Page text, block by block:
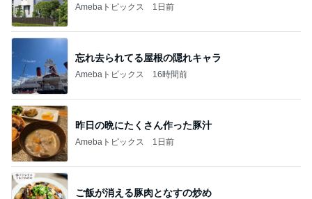
Amebaトピックス 1日前
忘れ去られてる屋根の隠れキャラ
Amebaトピックス 16時間前
昨日の晩にたくさん作った豚汁
Amebaトピックス 1日前
ご飯が消える豚肉となすの炒め